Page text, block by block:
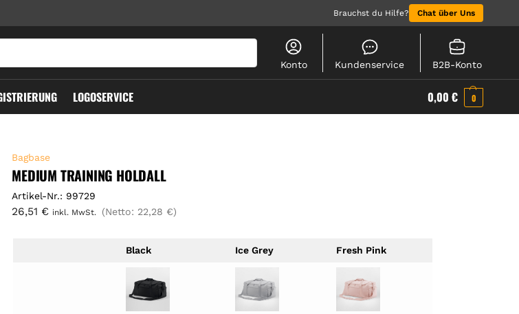
Brauchst du Hilfe? Chat über Uns
Konto Kundenservice B2B-Konto
LOGOSERVICE 0,00 € 0
Bagbase
MEDIUM TRAINING HOLDALL
Artikel-Nr.: 99729
26,51 € inkl. MwSt. (Netto: 22,28 €)
Black Ice Grey Fresh Pink